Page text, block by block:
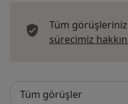
Tüm
sürecimiz